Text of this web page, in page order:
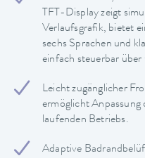
TFT-Display zeigt
Verlaufsgrafik, bietet
sechs Sprachen und
einfach steuerbar
Leicht zugänglicher
ermöglicht Anpassung
laufenden Betriebs.
Adaptive